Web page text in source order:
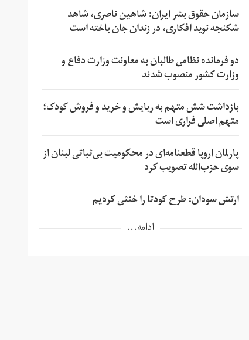
سازمان حقوق بشر ایران: شاهین ناصری، شاهد
شکنجه نوید افکاری، در زندان جان باخته است
دو فرمانده نظامی طالبان به معاونت وزارت دفاع و
وزارت کشور منصوب شدند
بازداشت شش متهم به ربایش و خرید و فروش کودک؛
متهم اصلی فراری است
پارلمان اروپا قطعنامه‌ای در محکومیت بی‌ثباتی لبنان از
سوی حزب‌الله تصویب کرد
ارتش سودان: طرح کودتا را خنثی کردیم
ادامه...